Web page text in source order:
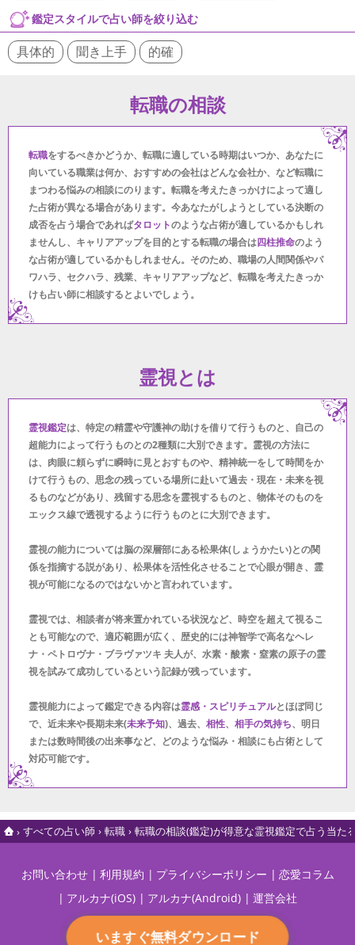
鑑定スタイルで占い師を絞り込む
具体的 聞き上手 的確
転職の相談
転職をするべきかどうか、転職に適している時期はいつか、あなたに
向いている職業は何か、おすすめの会社はどんな会社か、など転職に
まつわる悩みの相談にのります。転職を考えたきっかけによって適し
た占術が異なる場合があります。今あなたがしようとしている決断の
成否を占う場合であればタロットのような占術が適しているかもしれ
ませんし、キャリアアップを目的とする転職の場合は四柱推命のよう
な占術が適しているかもしれません。そのため、職場の人間関係やパ
ワハラ、セクハラ、残業、キャリアアップなど、転職を考えたきっか
けも占い師に相談するとよいでしょう。
霊視とは
霊視鑑定は、特定の精霊や守護神の助けを借りて行うものと、自己の
超能力によって行うものとの2種類に大別できます。霊視の方法に
は、肉眼に頼らずに瞬時に見とおすものや、精神統一をして時間をか
けて行うもの、思念の残っている場所に赴いて過去・現在・未来を視
るものなどがあり、残留する思念を霊視するものと、物体そのものを
エックス線で透視するように行うものとに大別できます。
霊視の能力については脳の深層部にある松果体(しょうかたい)との関
係を指摘する説があり、松果体を活性化させることで心眼が開き、霊
視が可能になるのではないかと言われています。
霊視では、相談者が将来置かれている状況など、時空を超えて視るこ
とも可能なので、適応範囲が広く、歴史的には神智学で高名なヘレ
ナ・ペトロヴナ・ブラヴァツキ 夫人が、水素・酸素・窒素の原子の霊
視を試みて成功しているという記録が残っています。
霊視能力によって鑑定できる内容は霊感・スピリチュアルとほぼ同じ
で、近未来や長期未来(未来予知)、過去、 相性、 相手の気持ち、明日
または数時間後の出来事など、どのような悩み・相談にも占術として
対応可能です。
すべての占い師 転職 転職の相談(鑑定)が得意な霊視鑑定で占う当た
お問い合わせ 利用規約 プライバシーポリシー
恋愛コラム
アルカナ(iOS)
アルカナ(Android) 運営会社
いますぐ無料ダウンロード